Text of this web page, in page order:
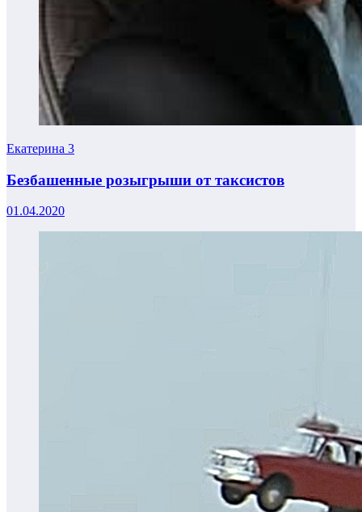
Екатерина 3
Безбашенные розыгрыши от таксистов
01.04.2020